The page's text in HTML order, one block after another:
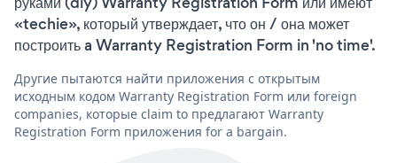
«techie», который утверждает, что он / она может
построить a Warranty Registration Form in 'no time'.
Другие пытаются найти приложения с открытым
исходным кодом Warranty Registration Form или foreign
companies, которые claim to предлагают Warranty
Registration Form приложения for a bargain.